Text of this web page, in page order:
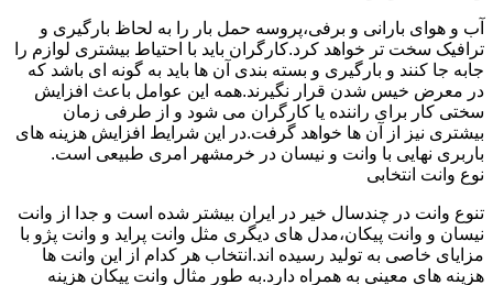
آب و هوای بارانی و برفی،پروسه حمل بار را به لحاظ بارگیری و
ترافیک سخت تر خواهد کرد.کارگران باید با احتیاط بیشتری لوازم را
جابه جا کنند و بارگیری و بسته بندی آن ها باید به گونه ای باشد که
در معرض خیس شدن قرار نگیرند.همه این عوامل باعث افزایش
سختی کار برای راننده یا کارگران می شود و از طرفی زمان
بیشتری نیز از آن ها خواهد گرفت.در این شرایط افزایش هزینه های
باربری نهایی با وانت و نیسان در خرمشهر امری طبیعی است.
نوع وانت انتخابی
تنوع وانت در چندسال خیر در ایران بیشتر شده است و جدا از وانت
نیسان و وانت پیکان،مدل های دیگری مثل وانت پراید و وانت پژو با
مزایای خاصی به تولید رسیده اند.انتخاب هر کدام از این وانت ها
هزینه های معینی به همراه دارد.به طور مثال وانت پیکان هزینه